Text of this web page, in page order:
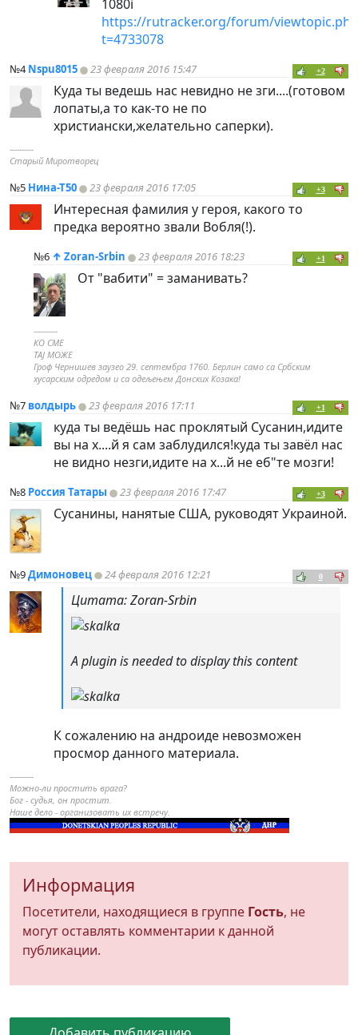
1080i
https://rutracker.org/forum/
t=4733078
№4Nspu8015 23 февраля 2016 15:47 +2
Куда ты ведешь нас невидно не зги....(готовом
лопаты,а то как-то не по
христиански,желательно саперки).
----------
Старый Миротворец
№5 Нина-Т50 23 февраля 2016 17:05 +3
Интересная фамилия у героя, какого то
предка вероятно звали Вобля(!).
№6 ↑ Zoran-Srbin 23 февраля 2016 18:23 +1
От "вабити" = заманивать?
----------
КО СМЕ
ТАЈ МОЖЕ
Гроф Чернишев заузео 29. септембра 1760. Берлин само са Србским
хусарским одредом и са одељењем Донских Козака!
№7 волдырь 23 февраля 2016 17:11 +1
куда ты ведёшь нас проклятый Сусанин,идите
вы на х....й я сам заблудился!куда ты завёл нас
не видно незги,идите на х...й не еб"те мозги!
№8 Россия Татары 23 февраля 2016 17:47 +3
Сусанины, нанятые США, руководят Украиной.
№9Димоновец 24 февраля 2016 12:21 0
Цитата: Zoran-Srbin
A plugin is needed to display this content
К сожалению на андроиде невозможен
просмор данного материала.
----------
Можно-ли простить врага?
Бог - судья, он простит.
Наше дело - организовать их встречу.
Информация
Посетители, находящиеся в группе Гость, не
могут оставлять комментарии к данной
публикации.